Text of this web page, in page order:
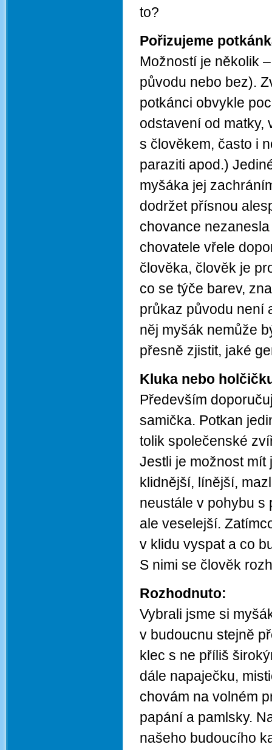
to?
Pořizujeme
Možností je několik
původu nebo bez).
potkánci obvykle
odstavení od matky,
s člověkem, často i
paraziti apod.)
myšáka jej
dodržet přísnou
chovance
chovatele vřele
člověka, člověk je
co se týče barev,
průkaz původu není
něj myšák nemůže
přesně zjistit, jaké
Kluka nebo
Především
samička. Potkan
tolik společenské
Jestli je možnost mít
klidnější, línější,
neustále v pohybu s
ale veselejší.
v klidu vyspat a co
S nimi se člověk
Rozhodnuto:
Vybrali jsme si
v budoucnu stejně
klec s ne příliš
dále napaječku,
chovám na volném
papání a pamlsky.
našeho budoucího